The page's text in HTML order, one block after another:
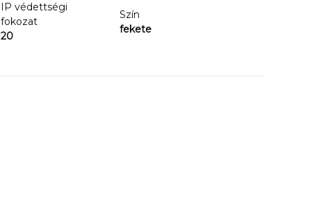
IP védettségi
fokozat
20
Szín
fekete